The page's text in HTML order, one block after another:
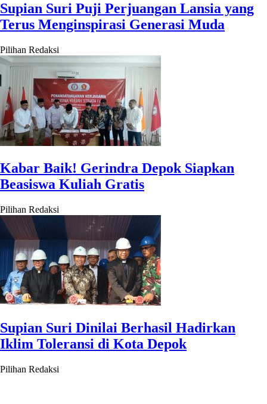
Supian Suri Puji Perjuangan Lansia yang
Terus Menginspirasi Generasi Muda
Pilihan Redaksi
Kabar Baik! Gerindra Depok Siapkan
Beasiswa Kuliah Gratis
Pilihan Redaksi
Supian Suri Dinilai Berhasil Hadirkan
Iklim Toleransi di Kota Depok
Pilihan Redaksi